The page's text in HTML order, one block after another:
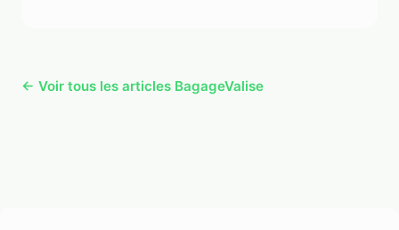
← Voir tous les articles BagageValise